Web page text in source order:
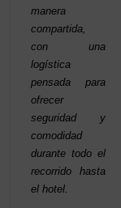
manera
compartida,
con una
logística
pensada para
ofrecer
seguridad y
comodidad
durante todo el
recorrido hasta
el hotel.